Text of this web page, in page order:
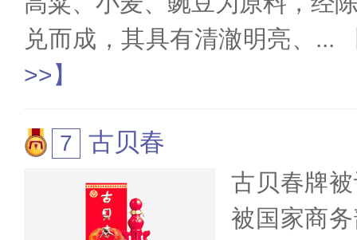
兑而成，其具有清澈明亮、 ...
>>】
古贝春
古贝春牌
被国家商